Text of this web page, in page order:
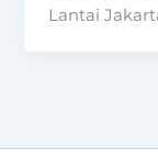
Lantai